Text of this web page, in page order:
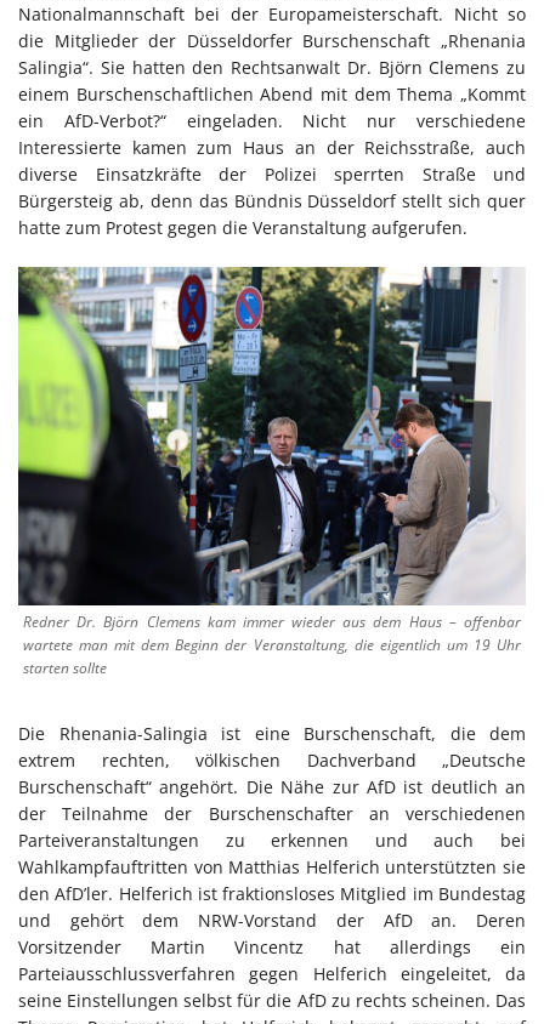
Nationalmannschaft bei der Europameisterschaft. Nicht so
die Mitglieder der Düsseldorfer Burschenschaft „Rhenania
Salingia“. Sie hatten den Rechtsanwalt Dr. Björn Clemens zu
einem Burschenschaftlichen Abend mit dem Thema „Kommt
ein AfD-Verbot?“ eingeladen. Nicht nur verschiedene
Interessierte kamen zum Haus an der Reichsstraße, auch
diverse Einsatzkräfte der Polizei sperrten Straße und
Bürgersteig ab, denn das Bündnis Düsseldorf stellt sich quer
hatte zum Protest gegen die Veranstaltung aufgerufen.
Redner Dr. Björn Clemens kam immer wieder aus dem Haus – offenbar
wartete man mit dem Beginn der Veranstaltung, die eigentlich um 19 Uhr
starten sollte
Die Rhenania-Salingia ist eine Burschenschaft, die dem
extrem rechten, völkischen Dachverband „Deutsche
Burschenschaft“ angehört. Die Nähe zur AfD ist deutlich an
der Teilnahme der Burschenschafter an verschiedenen
Parteiveranstaltungen zu erkennen und auch bei
Wahlkampfauftritten von Matthias Helferich unterstützten sie
den AfD’ler. Helferich ist fraktionsloses Mitglied im Bundestag
und gehört dem NRW-Vorstand der AfD an. Deren
Vorsitzender Martin Vincentz hat allerdings ein
Parteiausschlussverfahren gegen Helferich eingeleitet, da
seine Einstellungen selbst für die AfD zu rechts scheinen. Das